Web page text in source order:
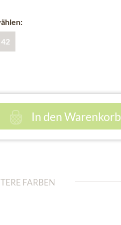
42
In denWarenkorb
FARBEN